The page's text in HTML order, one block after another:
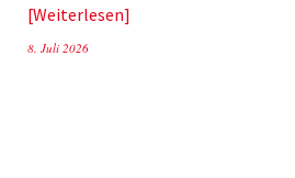
Weiterlesen
8. Juli 2026